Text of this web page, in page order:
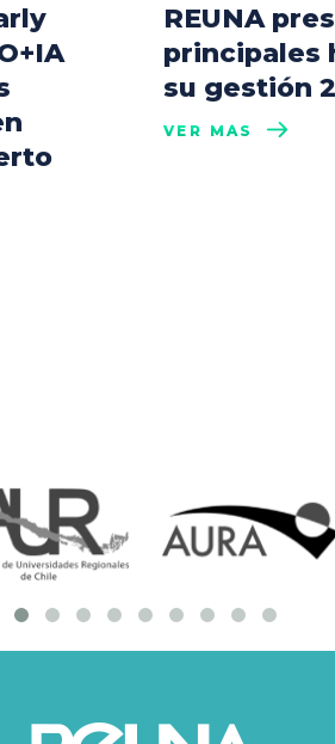
REUNA
principales
su gestión
VER MÁS